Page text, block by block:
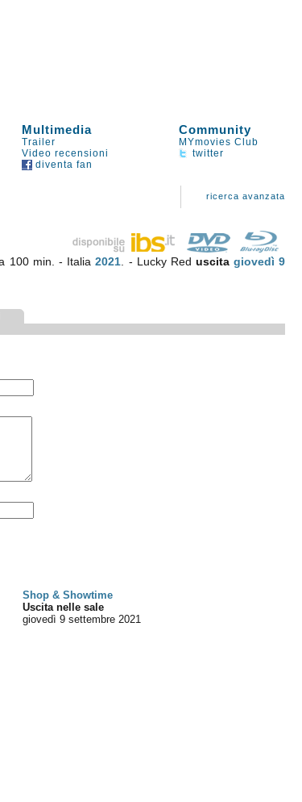
Multimedia Community
Trailer
MYmovies Club
Video recensioni
twitter
diventa fan
ricerca avanzata
100 min. - Italia2021 . - Lucky Reduscitagiovedì 9
Shop & Showtime
Uscita nelle sale
giovedì 9 settembre 2021